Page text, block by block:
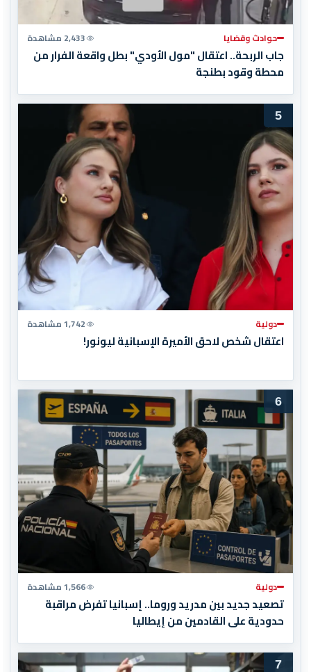
حوادث وقضايا 2,433 مشاهدة
جاب الربحة.. اعتقال "مول الأودي" بطل واقعة الفرار من
محطة وقود بطنجة
5
دولية 1,742 مشاهدة
اعتقال شخص لاحق الأميرة الإسبانية ليونور!
6
دولية 1,566 مشاهدة
تصعيد جديد بين مدريد وروما.. إسبانيا تفرض مراقبة
حدودية على القادمين من إيطاليا
7